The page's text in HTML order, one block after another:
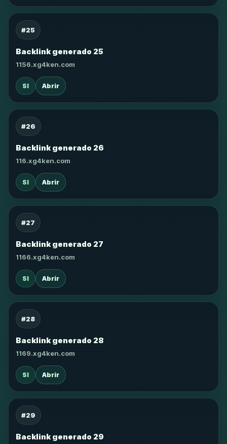
#25
Backlink generado 25
1156.xg4ken.com
SI Abrir
#26
Backlink generado 26
116.xg4ken.com
SI Abrir
#27
Backlink generado 27
1166.xg4ken.com
SI Abrir
#28
Backlink generado 28
1169.xg4ken.com
SI Abrir
#29
Backlink generado 29